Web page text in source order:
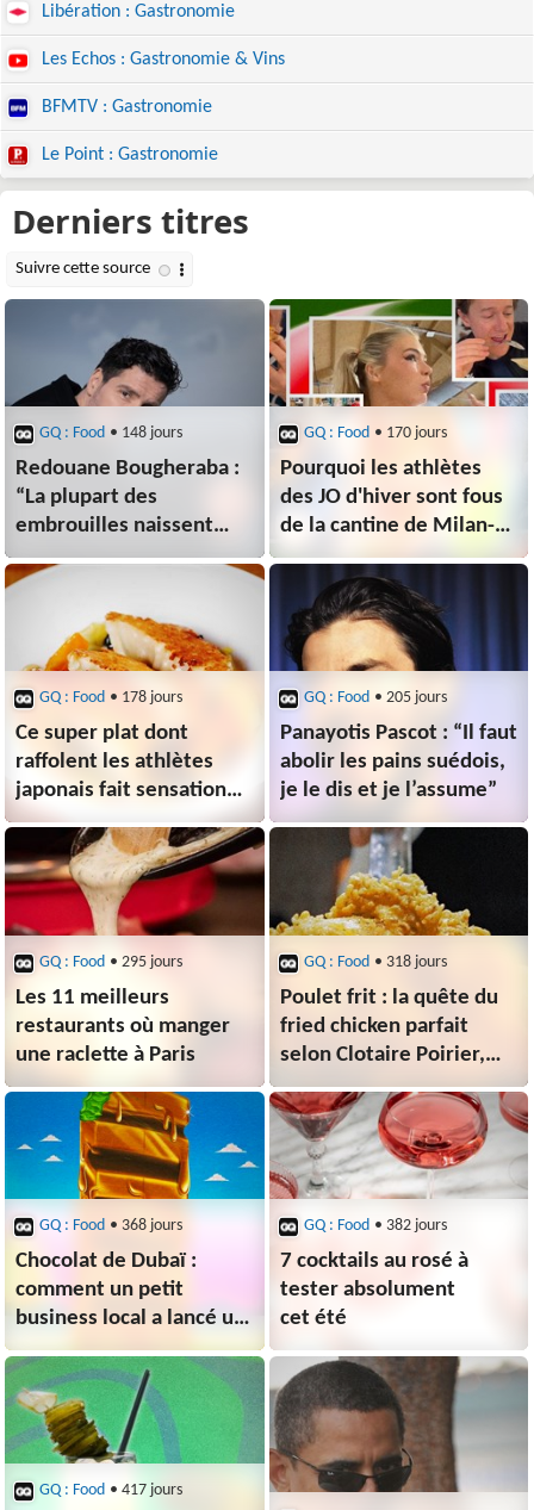
Libération : Gastronomie
Les Echos : Gastronomie & Vins
BFMTV : Gastronomie
Le Point : Gastronomie
GQ : Food • 148 jours
Redouane Bougheraba :
“La plupart des
embrouilles naissent
quand les gens ont faim,
bien manger, ça
apaise tout”
GQ : Food • 170 jours
Pourquoi les athlètes
des JO d'hiver sont fous
de la cantine de Milan-
Cortina (et surtout de
son tiramisu)
GQ : Food • 178 jours
Ce super plat dont
raffolent les athlètes
japonais fait sensation
aux JO d'hiver
GQ : Food • 205 jours
Panayotis Pascot : “Il faut
abolir les pains suédois,
je le dis et je l’assume”
GQ : Food • 295 jours
Les 11 meilleurs
restaurants où manger
une raclette à Paris
GQ : Food • 318 jours
Poulet frit : la quête du
fried chicken parfait
selon Clotaire Poirier,
ex-finaliste de
“Top Chef”
GQ : Food • 368 jours
Chocolat de Dubaï :
comment un petit
business local a lancé un
phénomène mondial
GQ : Food • 382 jours
7 cocktails au rosé à
tester absolument
cet été
GQ : Food • 417 jours